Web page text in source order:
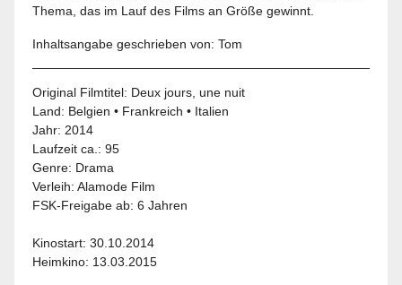
Thema, das im Lauf des Films an Größe gewinnt.
Inhaltsangabe geschrieben von: Tom
Original Filmtitel: Deux jours, une nuit
Land: Belgien • Frankreich • Italien
Jahr: 2014
Laufzeit ca.: 95
Genre: Drama
Verleih:Alamode Film
FSK-Freigabe ab:6 Jahren
Kinostart: 30.10.2014
Heimkino: 13.03.2015